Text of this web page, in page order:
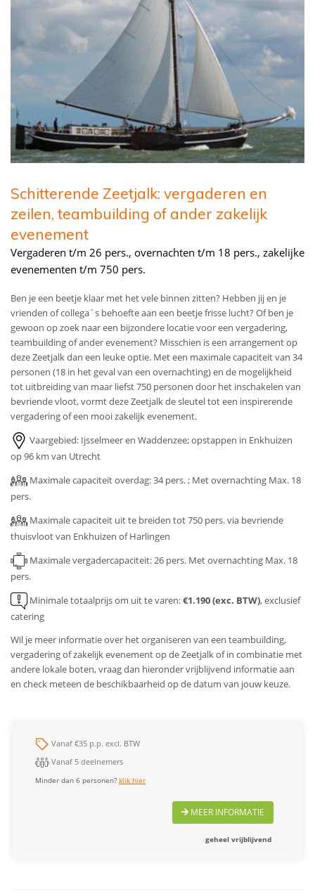
Schitterende Zeetjalk: vergaderen en
zeilen, teambuilding of ander zakelijk
evenement
Vergaderen t/m 26 pers., overnachten t/m 18 pers., zakelijke
evenementen t/m 750 pers.
Ben je een beetje klaar met het vele binnen zitten? Hebben jij en je
vrienden of collega´s behoefte aan een beetje frisse lucht? Of ben je
gewoon op zoek naar een bijzondere locatie voor een vergadering,
teambuilding of ander evenement? Misschien is een arrangement op
deze Zeetjalk dan een leuke optie. Met een maximale capaciteit van 34
personen (18 in het geval van een overnachting) en de mogelijkheid
tot uitbreiding van maar liefst 750 personen door het inschakelen van
bevriende vloot, vormt deze Zeetjalk de sleutel tot een inspirerende
vergadering of een mooi zakelijk evenement.
Vaargebied: Ijsselmeer en Waddenzee; opstappen in Enkhuizen
op 96 km van Utrecht
Maximale capaciteit overdag: 34 pers. ; Met overnachting Max. 18
pers.
Maximale capaciteit uit te breiden tot 750 pers. via bevriende
thuisvloot van Enkhuizen of Harlingen
Maximale vergadercapaciteit: 26 pers. Met overnachting Max. 18
pers.
Minimale totaalprijs om uit te varen:€1.190 (exc. BTW), exclusief
catering
Wil je meer informatie over het organiseren van een teambuilding,
vergadering of zakelijk evenement op de Zeetjalk of in combinatie met
andere lokale boten, vraag dan hieronder vrijblijvend informatie aan
en check meteen de beschikbaarheid op de datum van jouw keuze.
Vanaf €35 p.p. excl. BTW
Vanaf 5 deelnemers
Minder dan 6 personen?klik hier
MEER INFORMATIE
geheel vrijblijvend